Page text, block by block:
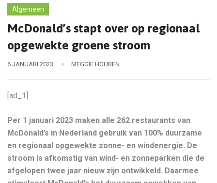
Algemeen
McDonald’s stapt over op regionaal
opgewekte groene stroom
6 JANUARI 2023 MEGGIE HOUBEN
[ad_1]
Per 1 januari 2023 maken alle 262 restaurants van
McDonald’s in Nederland gebruik van 100% duurzame
en regionaal opgewekte zonne- en windenergie. De
stroom is afkomstig van wind- en zonneparken die de
afgelopen twee jaar nieuw zijn ontwikkeld. Daarmee